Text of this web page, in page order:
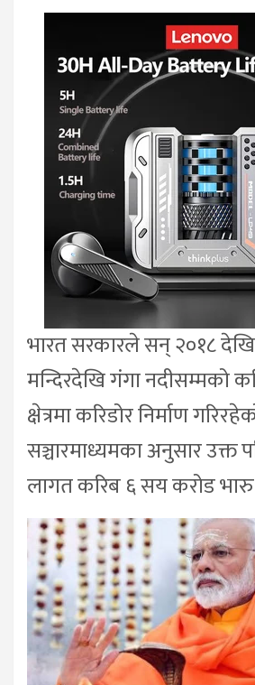
भारत सरकारले सन् २०१८ देखि
मन्दिरदेखि गंगा नदीसम्मको
क्षेत्रमा करिडोर निर्माण
सञ्चारमाध्यमका अनुसार उक्त
लागत करिब ६ सय करोड